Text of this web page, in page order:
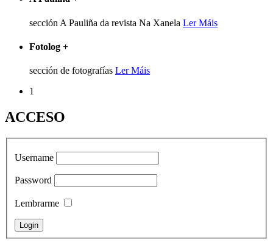
sección A Pauliña da revista Na Xanela Ler Máis
Fotolog +
sección de fotografías Ler Máis
1
ACCESO
Username
Password
Lembrarme